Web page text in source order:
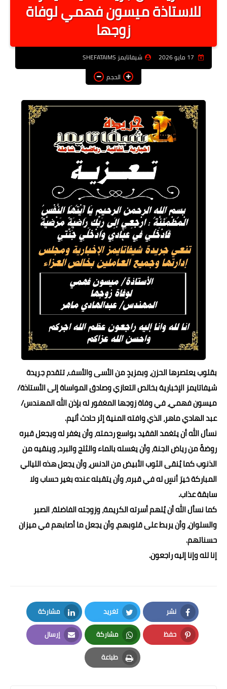
أخبار الرياصة
الطب البديل
منوعات
خدمات
اخبار فنيه
التعليم
الصحه
الطقس
معلومه قانونيه
تكنولوجيا المعلومات
حوادث وقضايا
خدمات
الصحه والجمال
فن المطبخ
مقالات
للاستاذة ميسون فهمي لوفاة
زوجها
شيفاتايمز SHEFATAIMS
الحجم
بقلوب يعتصرها الحزن، وبمزيدٍ من الأسى والأسف، تتقدم جريدة
شيفاتايمز الإخبارية بخالص التعازي وصادق المواساة إلى الأستاذة/
ميسون فهمي، في وفاة زوجها المغفور له بإذن الله المهندس/
عبد الهادي ماهر، الذي وافته المنية إثر حادث أليم.
نسأل الله أن يتغمد الفقيد بواسع رحمته، وأن يغفر له ويجعل قبره
روضةً من رياض الجنة، وأن يغسله بالماء والثلج والبرد، وينقيه من
الذنوب كما يُنقى الثوب الأبيض من الدنس، وأن يجعل هذه الليالي
المباركة خيرَ أنسٍ له في قبره، وأن يتقبله عنده بغير حساب ولا
سابقة عذاب.
كما نسأل الله أن يُلهم أسرته الكريمة، وزوجته الفاضلة، الصبر
والسلوان، وأن يربط على قلوبهم، وأن يجعل ما أصابهم في ميزان
حسناتهم.
إنا لله وإنا إليه راجعون.
نشر
Facebook
تغريد
Twitter
مشاركة
LinkedIn
حفظ
Pinterest
مشاركة
Whatsapp
إرسال
Email
طباعة
Print